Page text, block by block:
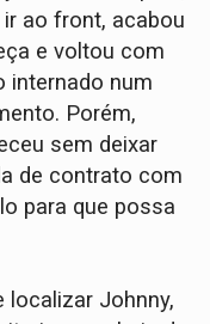
ao front, acabou
e voltou com
internado num
Porém,
sem deixar
de contrato com
para que possa
localizar Johnny,